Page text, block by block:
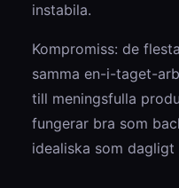
instabila.
Kompromiss: de
samma en-i-taget-
till meningsfulla
fungerar bra som
idealiska som